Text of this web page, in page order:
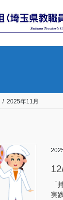
2025年11月
「
実